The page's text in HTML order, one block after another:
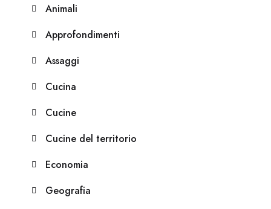
Animali
Approfondimenti
Assaggi
Cucina
Cucine
Cucine del territorio
Economia
Geografia